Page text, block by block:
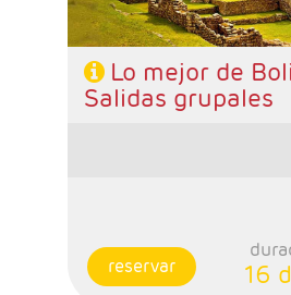
Lo mejor de
Salidas grupales
reservar 16